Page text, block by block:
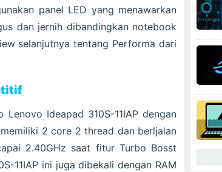
panel LED yang menawarkan
dan jernih dibandingkan notebook
selanjutnya tentang Performa dari
Ideapad 310S-11IAP dengan
2 core 2 thread dan berljalan
2.40GHz saat fitur Turbo Bosst
11IAP ini juga dibekali dengan RAM